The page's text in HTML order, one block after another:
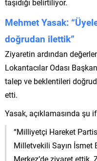
taşıdığı belirtiliyor.
Mehmet Yasak:
doğrudan ilettik”
Ziyaretin ardından
Lokantacılar Odası
talep ve beklentileri
etti.
Yasak, açıklamasında şu
“Milliyetçi Hareket
Milletvekili Sayın
Merkez’de ziyaret